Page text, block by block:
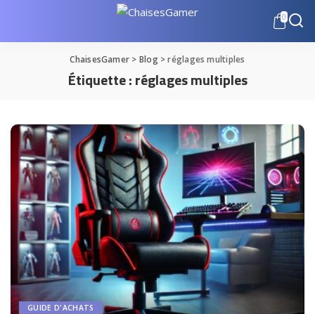
0
ChaisesGamer > Blog>réglages multiples
Étiquette :réglages multiples
GUIDE D'ACHATS